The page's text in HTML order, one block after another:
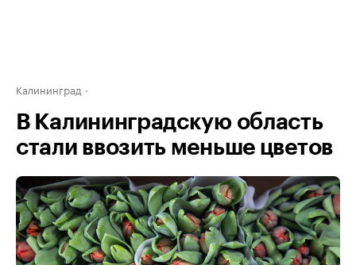
Калининград
В Калининградскую область
стали ввозить меньше цветов